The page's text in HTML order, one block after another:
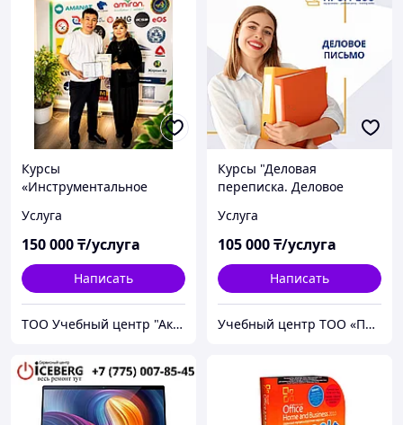
Курсы
«Инструментальное
Excel»
Услуга
150 000₸/услуга
Написать
ТОО Учебный центр "Академия Бизнеса"
Курсы "Деловая
переписка. Деловое
Алматы
Услуга
105 000₸/услуга
Написать
Учебный центр ТОО «ПРОГРЕСС&CO»